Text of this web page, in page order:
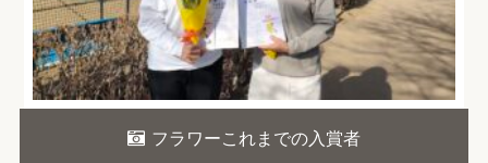
フラワーこれまでの入賞者